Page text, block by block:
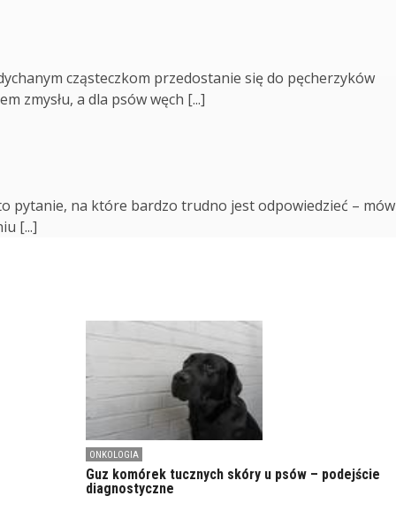
cząsteczkom przedostanie się do pęcherzyków
zmysłu, a dla psów węch [...]
pytanie, na które bardzo trudno jest odpowiedzieć –
[...]
ONKOLOGIA
Guz komórek tucznych skóry u psów – podejście
diagnostyczne